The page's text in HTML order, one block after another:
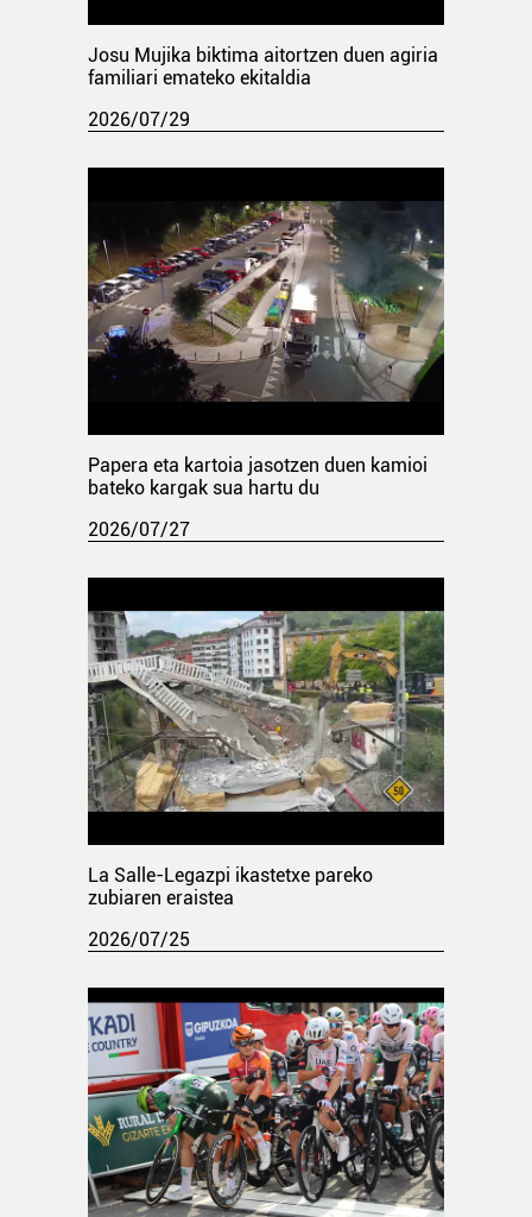
Josu Mujika biktima aitortzen duen agiria
familiari emateko ekitaldia
2026/07/29
Papera eta kartoia jasotzen duen kamioi
bateko kargak sua hartu du
2026/07/27
La Salle-Legazpi ikastetxe pareko
zubiaren eraistea
2026/07/25